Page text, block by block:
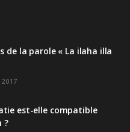
de la parole « La ilaha illa
2017
est-elle compatible
?